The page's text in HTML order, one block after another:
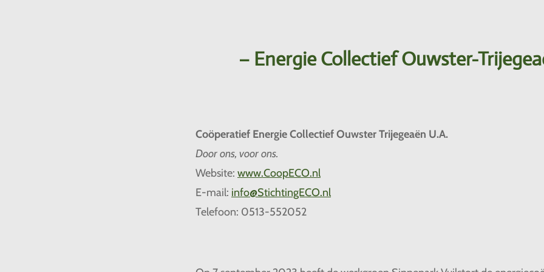
– Energie Collectief Ouwster-
Coöperatief Energie Collectief Ouwster Trijegeaën U.A.
Door ons, voor ons.
Website: www.CoopECO.nl
E-mail: info@StichtingECO.nl
Telefoon: 0513-552052